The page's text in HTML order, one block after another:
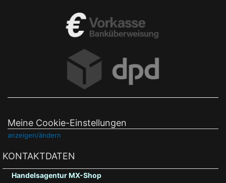
Meine Cookie-Einstellungen
anzeigen/ändern
KONTAKTDATEN
Handelsagentur MX-Shop